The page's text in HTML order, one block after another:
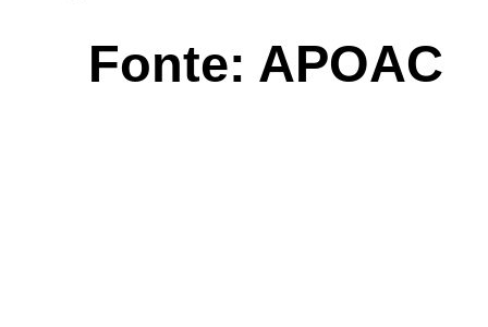
Fonte: APOAC